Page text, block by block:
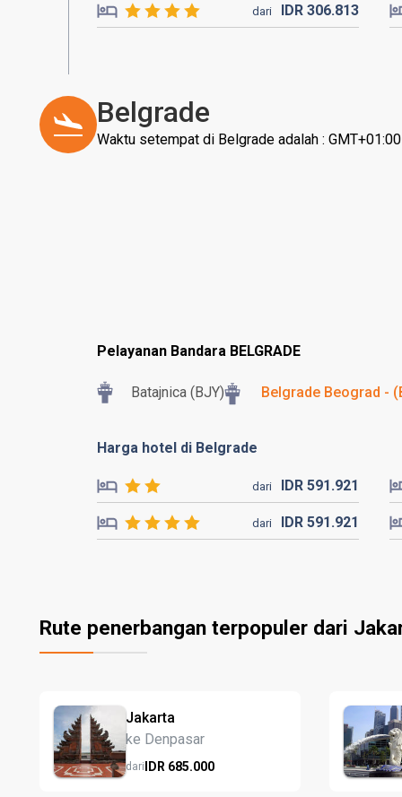
dari IDR 306.813
Belgrade
Waktu setempat di Belgrade adalah : GMT+01:00
Pelayanan Bandara BELGRADE
Batajnica (BJY) Belgrade Beograd -
Harga hotel di Belgrade
dari IDR 591.921
dari IDR 591.921
Rute penerbangan terpopuler dari
Jakarta
ke Denpasar
dariIDR 685.000